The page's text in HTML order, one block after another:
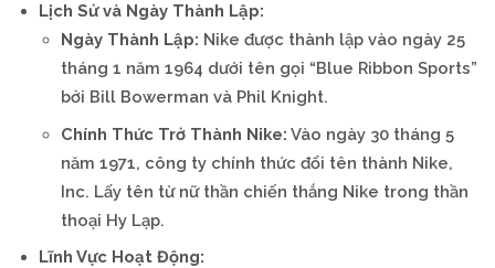
Lịch Sử và Ngày Thành Lập:
Ngày Thành Lập: Nike được thành lập vào ngày 25
tháng 1 năm 1964 dưới tên gọi “Blue Ribbon Sports”
bởi Bill Bowerman và Phil Knight.
Chính Thức Trở Thành Nike: Vào ngày 30 tháng 5
năm 1971, công ty chính thức đổi tên thành Nike,
Inc. Lấy tên từ nữ thần chiến thắng Nike trong thần
thoại Hy Lạp.
Lĩnh Vực Hoạt Động: